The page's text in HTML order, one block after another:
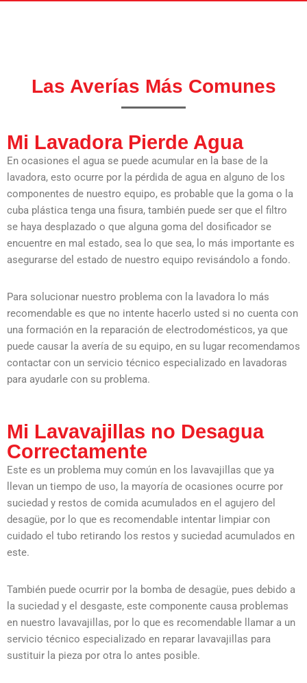
Las Averías Más Comunes
Mi Lavadora Pierde Agua
En ocasiones el agua se puede acumular en la base de la
lavadora, esto ocurre por la pérdida de agua en alguno de los
componentes de nuestro equipo, es probable que la goma o la
cuba plástica tenga una fisura, también puede ser que el filtro
se haya desplazado o que alguna goma del dosificador se
encuentre en mal estado, sea lo que sea, lo más importante es
asegurarse del estado de nuestro equipo revisándolo a fondo.
Para solucionar nuestro problema con la lavadora lo más
recomendable es que no intente hacerlo usted si no cuenta con
una formación en la reparación de electrodomésticos, ya que
puede causar la avería de su equipo, en su lugar recomendamos
contactar con un servicio técnico especializado en lavadoras
para ayudarle con su problema.
Mi Lavavajillas no Desagua
Correctamente
Este es un problema muy común en los lavavajillas que ya
llevan un tiempo de uso, la mayoría de ocasiones ocurre por
suciedad y restos de comida acumulados en el agujero del
desagüe, por lo que es recomendable intentar limpiar con
cuidado el tubo retirando los restos y suciedad acumulados en
este.
También puede ocurrir por la bomba de desagüe, pues debido a
la suciedad y el desgaste, este componente causa problemas
en nuestro lavavajillas, por lo que es recomendable llamar a un
servicio técnico especializado en reparar lavavajillas para
sustituir la pieza por otra lo antes posible.